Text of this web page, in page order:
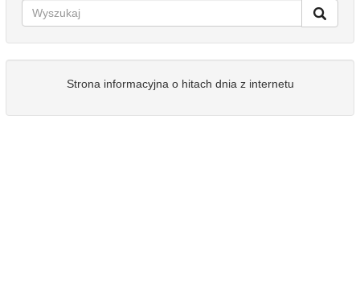
Strona informacyjna o hitach dnia z internetu